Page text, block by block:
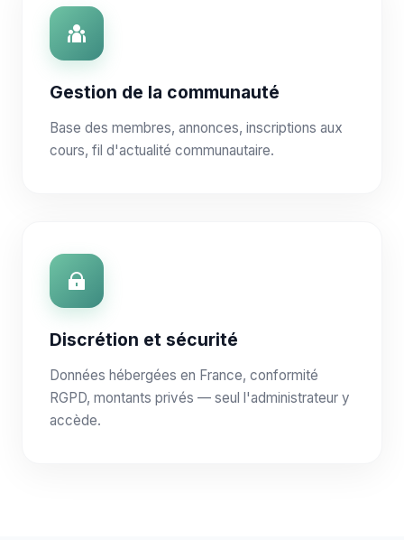
Gestion de la communauté
Base des membres, annonces, inscriptions aux
cours, fil d'actualité communautaire.
Discrétion et sécurité
Données hébergées en France, conformité
RGPD, montants privés — seul l'administrateur y
accède.